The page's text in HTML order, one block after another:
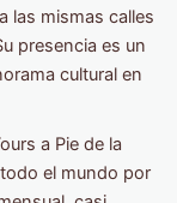
las mismas calles
presencia es un
cultural en
a Pie de la
el mundo por